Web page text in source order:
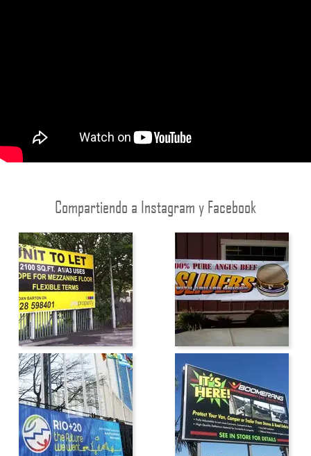
Compartiendo a Instagram y Facebook